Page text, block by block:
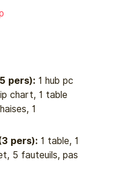
pers): 1 hub pc
chart, 1 table
1
pers): 1 table, 1
5 fauteuils, pas